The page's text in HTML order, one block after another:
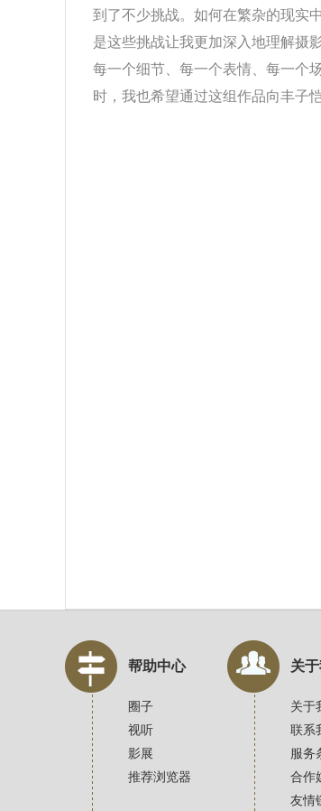
到了不少挑战。如何在繁杂的现实
是这些挑战让我更加深入地理解摄
每一个细节、每一个表情、每一个
时，我也希望通过这组作品向丰子
帮助中心 关
圈子
视听
影展
推荐浏览器
关于
联系
服务
合作
友情